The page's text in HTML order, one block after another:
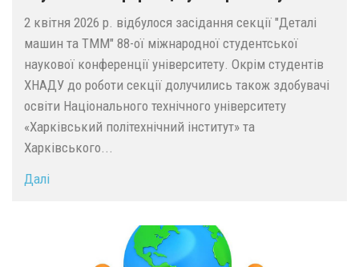
2 квітня 2026 р. відбулося засідання секції "Деталі
машин та ТММ" 88-ої міжнародної студентської
наукової конференції університету. Окрім студентів
ХНАДУ до роботи секції долучились також здобувачі
освіти Національного технічного університету
«Харківський політехнічний інститут» та
Харківського...
Далі